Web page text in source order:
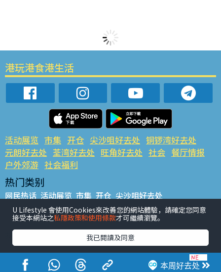
本周好去处
港玩港食港生活
活动展览 市集 开仓 尖沙咀好去处 铜锣湾好去处
元朗好去处 荃湾好去处 旺角好去处 社会 餐厅情报
户外郊游 社会福利
热门类别
网民热话 活动展览 市集 开仓 尖沙咀好去处
铜锣湾好去处 元朗好去处 荃湾好去处 旺角好去处 社会
餐厅情报 户外郊游
热门标签
#UGO揾好去处 #人气活动推介 #美食社群热话
#亲子玩乐好去处
#ULifestyle应用程式
#限时抢
U Lifestyle 會使用Cookies來改善您的網站體驗，請確定您同意
接受本網站之私隱政策和使用條款才可繼續瀏覽。
我已閱讀及同意